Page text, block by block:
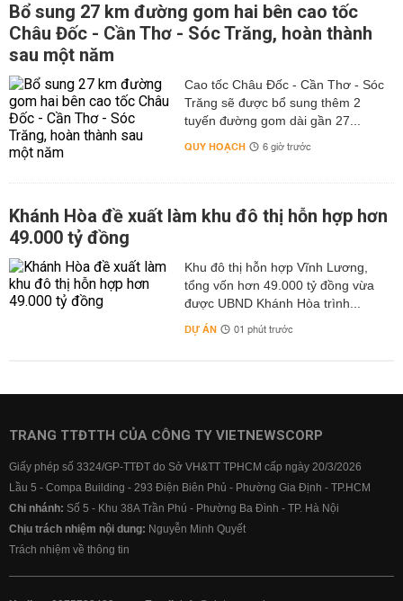
Bổ sung 27 km đường gom hai bên cao tốc
Châu Đốc - Cần Thơ - Sóc Trăng, hoàn thành
sau một năm
Cao tốc Châu Đốc - Cần Thơ - Sóc
Trăng sẽ được bổ sung thêm 2
tuyến đường gom dài gần 27...
QUY HOẠCH 6 giờ trước
Khánh Hòa đề xuất làm khu đô thị hỗn hợp hơn
49.000 tỷ đồng
Khu đô thị hỗn hợp Vĩnh Lương,
tổng vốn hơn 49.000 tỷ đồng vừa
được UBND Khánh Hòa trình...
DỰ ÁN 01 phút trước
TRANG TTĐTTH CỦA CÔNG TY VIETNEWSCORP
Giấy phép số 3324/GP-TTĐT do Sở VH&TT TPHCM cấp ngày 20/3/2026
Lầu 5 - Compa Building - 293 Điện Biên Phủ - Phường Gia Định - TP.HCM
Chi nhánh: Số 5 - Khu 38A Trần Phú - Phường Ba Đình - TP. Hà Nội
Chịu trách nhiệm nội dung: Nguyễn Minh Quyết
Trách nhiệm về thông tin